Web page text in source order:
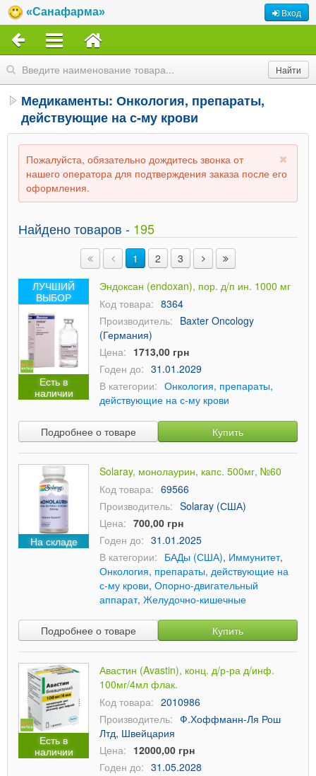
«Санафарма» Вход
Медикаменты: Онкология, препараты,
действующие на с-му крови
Пожалуйста, обязательно дождитесь звонка от
нашего оператора для подтверждения заказа после его
оформления.
Найдено товаров - 195
1 2
3
ЛУЧШИЙ
ВЫБОР
Есть в
наличии
Эндоксан (endoxan), пор. д/п ин. 1000 мг
Код товара: 8364
Производитель: Baxter Oncology
(Германия)
Цена: 1713,00 грн
Годен до: 31.01.2029
В категории: Онкология, препараты,
действующие на с-му крови
Подробнее о товаре Купить
На складе
Solaray, монолаурин, капс. 500мг, №60
Код товара: 69566
Производитель: Solaray (США)
Цена: 700,00 грн
Годен до: 31.01.2025
В категории: БАДы (США), Иммунитет,
Онкология, препараты, действующие на
с-му крови, Опорно-двигательный
аппарат, Желудочно-кишечные
Подробнее о товаре Купить
Есть в
наличии
Авастин (Avastin), конц. д/р-ра д/инф.
100мг/4мл флак.
Код товара: 2010986
Производитель: Ф.Хоффманн-Ля Рош
Лтд, Швейцария
Цена: 12000,00 грн
Годен до: 31.05.2028